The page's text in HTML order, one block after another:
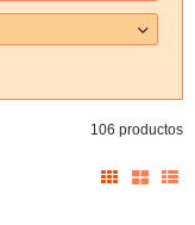
106 productos